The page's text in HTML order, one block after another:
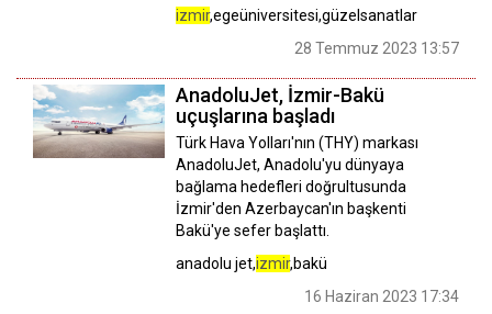
izmir,egeüniversitesi,güzelsanatlar
28 Temmuz 2023 13:57
AnadoluJet, İzmir-Bakü
uçuşlarına başladı
Türk Hava Yolları'nın (THY) markası
AnadoluJet, Anadolu'yu dünyaya
bağlama hedefleri doğrultusunda
İzmir'den Azerbaycan'ın başkenti
Bakü'ye sefer başlattı.
anadolu jet,izmir,bakü
16 Haziran 2023 17:34